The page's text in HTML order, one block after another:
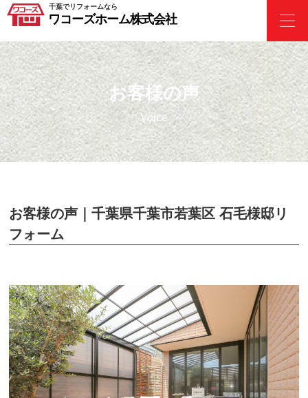
千葉でリフォームなら
ワコーズホーム株式会社
お客様の声
Voice
お客様の声｜千葉県千葉市若葉区 石毛様邸リ
フォーム